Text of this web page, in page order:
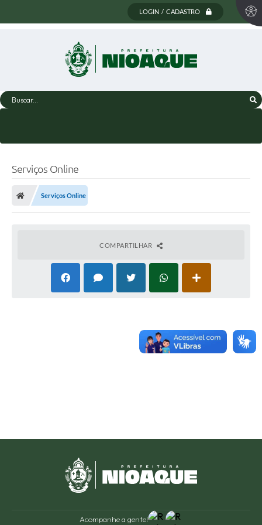
LOGIN / CADASTRO
Buscar...
Serviços Online
Serviços Online
COMPARTILHAR
Acompanhe a gente!